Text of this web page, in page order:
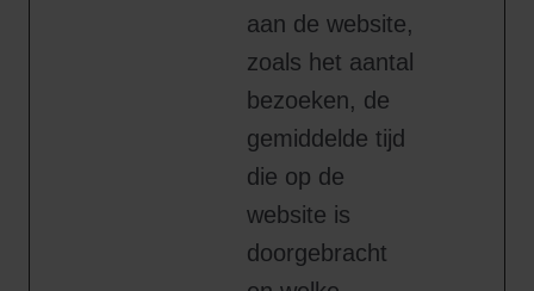
aan de website,
zoals het aantal
bezoeken, de
gemiddelde tijd
die op de
website is
doorgebracht